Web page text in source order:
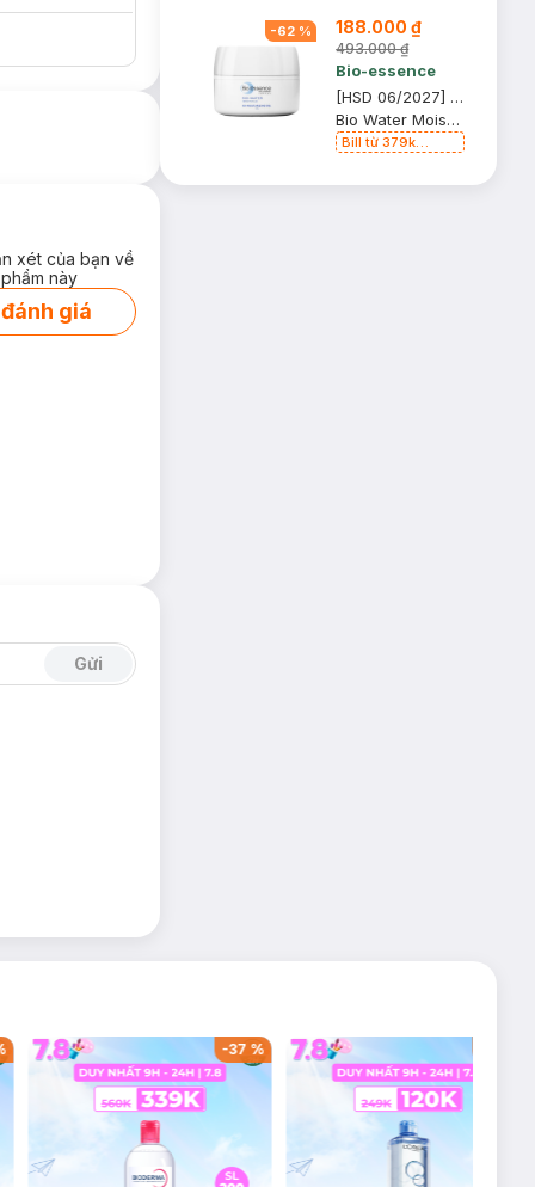
xét của bạn về
này
giá
Gửi
-62 % 188.000 ₫
493.000 ₫
Bio-essence
[HSD 06/2027] Kem Dưỡng Bio-essence Cấp Ẩm Sâu, Ngăn Bụi Bẩn 50g
Bio Water Moist-In Water Gel
Bill từ 379k
-37 %